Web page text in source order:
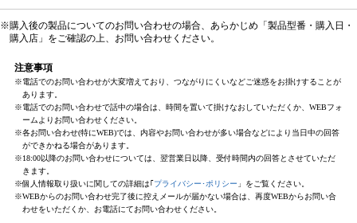
※購入後の製品についてのお問い合わせの場合、あらかじめ「製品型番・購入日・
購入店」をご確認の上、お問い合わせください。
注意事項
※電話でのお問い合わせが大変増えており、つながりにくいなどご迷惑をお掛けすることが
あります。
※電話でのお問い合わせで話中の場合は、時間を置いて掛けなおしていただくか、WEBフォ
ームよりお問い合わせください。
※各お問い合わせ(特にWEB)では、内容やお問い合わせが多い場合などにより当日中の回答
ができかねる場合があります。
※18:00以降のお問い合わせについては、翌営業日以降、受付時間内の回答とさせていただ
きます。
※個人情報取り扱いに関しての詳細は｢プライバシー･ポリシー 」をご覧ください。
※WEBからのお問い合わせ完了後に控えメールが届かない場合は、再度WEBからお問い合
わせをいただくか、お電話にてお問い合わせください。